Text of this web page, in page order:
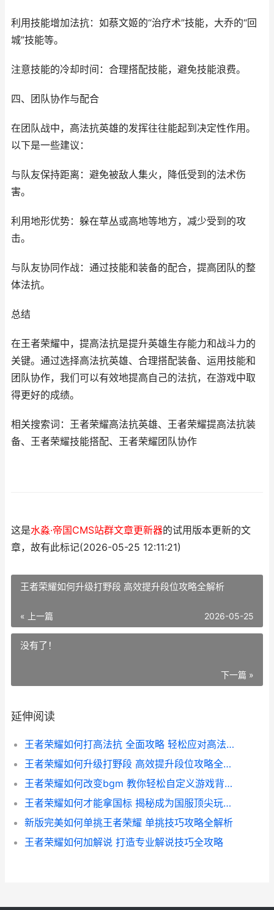
利用技能增加法抗：如蔡文姬的“治疗术”技能，大乔的“回
城”技能等。
注意技能的冷却时间：合理搭配技能，避免技能浪费。
四、团队协作与配合
在团队战中，高法抗英雄的发挥往往能起到决定性作用。
以下是一些建议：
与队友保持距离：避免被敌人集火，降低受到的法术伤
害。
利用地形优势：躲在草丛或高地等地方，减少受到的攻
击。
与队友协同作战：通过技能和装备的配合，提高团队的整
体法抗。
总结
在王者荣耀中，提高法抗是提升英雄生存能力和战斗力的
关键。通过选择高法抗英雄、合理搭配装备、运用技能和
团队协作，我们可以有效地提高自己的法抗，在游戏中取
得更好的成绩。
相关搜索词：王者荣耀高法抗英雄、王者荣耀提高法抗装
备、王者荣耀技能搭配、王者荣耀团队协作
这是水淼·帝国CMS站群文章更新器的试用版本更新的文
章，故有此标记(2026-05-25 12:11:21)
王者荣耀如何升级打野段 高效提升段位攻略全解析
« 上一篇 2026-05-25
没有了！
下一篇 »
延伸阅读
王者荣耀如何打高法抗 全面攻略 轻松应对高法术抗性敌人
王者荣耀如何升级打野段 高效提升段位攻略全解析
王者荣耀如何改变bgm 教你轻松自定义游戏背景音乐攻略
王者荣耀如何才能拿国标 揭秘成为国服顶尖玩家的关键技巧与策略
新版完美如何单挑王者荣耀 单挑技巧攻略全解析
王者荣耀如何加解说 打造专业解说技巧全攻略